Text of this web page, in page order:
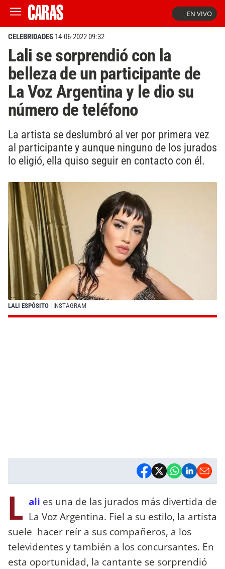
EN VIVO
CELEBRIDADES 14-06-2022 09:32
Lali se sorprendió con la
belleza de un participante de
La Voz Argentina y le dio su
número de teléfono
La artista se deslumbró al ver por primera vez
al participante y aunque ninguno de los jurados
lo eligió, ella quiso seguir en contacto con él.
LALI ESPÓSITO | INSTAGRAM
L ali es una de las jurados más divertida de
La Voz Argentina. Fiel a su estilo, la artista
suele hacer reír a sus compañeros, a los
televidentes y también a los concursantes. En
esta oportunidad, la cantante se sorprendió